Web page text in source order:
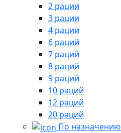
2 рации
3 рации
4 рации
6 раций
7 раций
8 раций
9 раций
10 раций
12 раций
20 раций
По назначению